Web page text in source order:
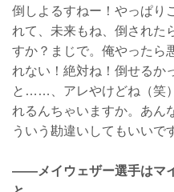
倒しよるすねー！やっぱり
れて、未来もね、倒された
すか？まじで。俺やったら
れない！絶対ね！倒せるか
と……、アレやけどね（笑
れるんちゃいますか。あん
ういう勘違いしてもいいで
——メイウェザー選手はマ